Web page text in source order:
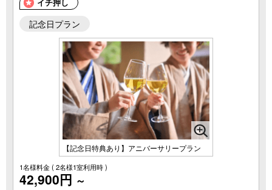
記念日プラン
【記念日特典あり】アニバーサリープラン
1名様料金( 2名様1室利用時 )
42,900円 ～